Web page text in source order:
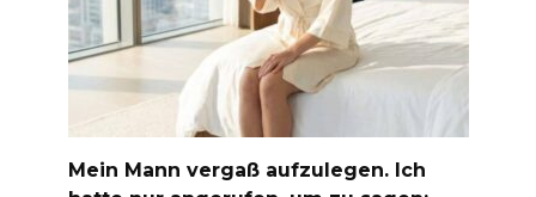
Mein Mann vergaß aufzulegen. Ich